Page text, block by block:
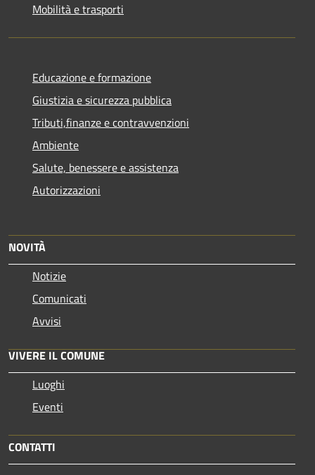
Mobilità e trasporti
Educazione e formazione
Giustizia e sicurezza pubblica
Tributi,finanze e contravvenzioni
Ambiente
Salute, benessere e assistenza
Autorizzazioni
NOVITÀ
Notizie
Comunicati
Avvisi
VIVERE IL COMUNE
Luoghi
Eventi
CONTATTI